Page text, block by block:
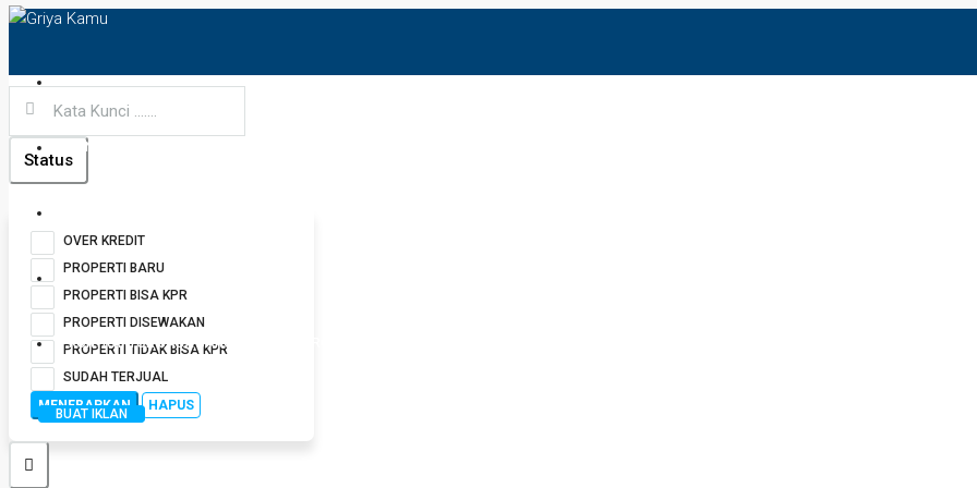
LANGUAGE
KONTRAKTOR JASA BANGUN RUMAH PROFESIONAL
BUAT IKLAN
Status
OVER KREDIT
PROPERTI BARU
PROPERTI BISA KPR
PROPERTI DISEWAKAN
PROPERTI TIDAK BISA KPR
SUDAH TERJUAL
MENERAPKAN
HAPUS